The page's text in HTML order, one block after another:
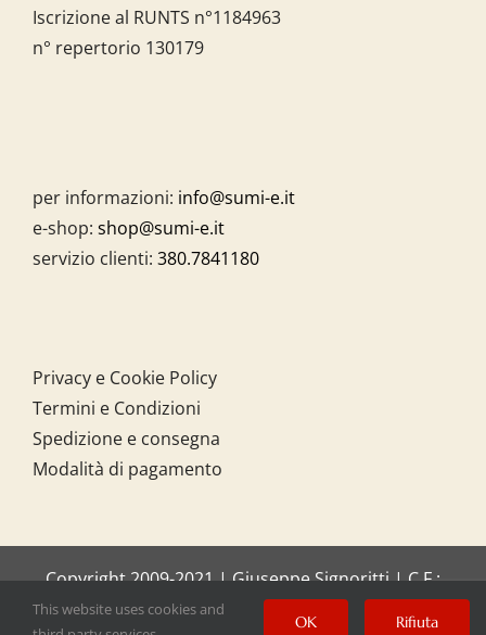
Iscrizione al RUNTS n°1184963
n° repertorio 130179
per informazioni: info@sumi-e.it
e-shop: shop@sumi-e.it
servizio clienti: 380.7841180
Privacy e Cookie Policy
Termini e Condizioni
Spedizione e consegna
Modalità di pagamento
Copyright 2009-2021 | Giuseppe Signoritti | C.F.:
SGNGPP61C20I158O
This website uses cookies and
OK Rifiuta